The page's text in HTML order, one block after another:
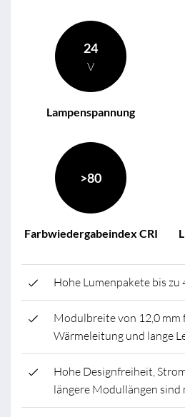
24
V
Lampenspannung
>80
Farbwiedergabeindex CRI
Hohe Lumenpakete bis zu
Modulbreite von 12,0 mm
Wärmeleitung und lange
Hohe Designfreiheit,
längere Modullängen sind